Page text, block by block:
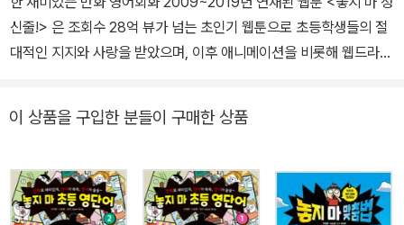
신줄!> 은 조회수 28억 뷰가 넘는 초인기 웹툰으로 초등학생들의 절
대적인 지지와 사랑을 받았으며, 이후 애니메이션을 비롯해 웹드라마
학습만화 시리즈는 출간되자마자 베스트셀러에 오르며 열 번 넘게 반
독촉이 쇄도할 만큼 반응이 뜨거웠다. 권수가 늘어날수록 다른 책은
몰라도 이 책만은 꼭 본다는 충성도 높은 어린이 독자들의 수가 점점
이 상품을 구입한 분들이 구매한 상품